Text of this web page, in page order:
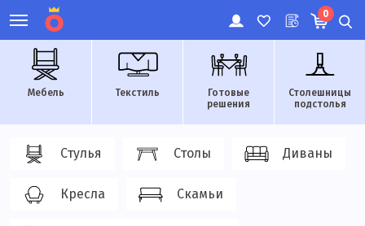
0
Мебель Текстиль
Готовые
решения
Столешницы
подстолья
Стулья Столы Диваны
Кресла Скамьи